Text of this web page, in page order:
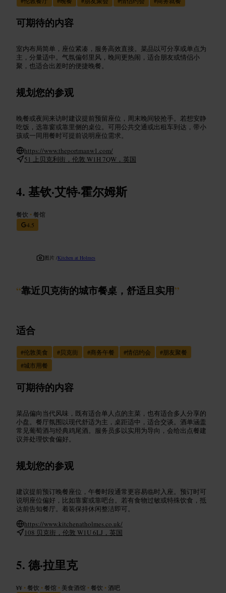
可期待的内容
室内布局简单，座位紧凑，服务高效直接。菜品以可分享或单点为
主，分量适中。气氛偏邻里风，晚间更热闹，适合朋友或情侣小
聚，也适合出差时的便捷晚餐。
规划您的参观
晚餐或夜间来访时建议提前预留座位，周末晚间较抢手。若想安静
吃饭，选靠窗或靠里侧的桌位。可用公共交通或出租车到达，带小
孩或一同用餐时可提前说明座位需求。
https://www.theportmanw1.com/
51 上贝克利街，伦敦 W1H 7QW，英国
基钦·艾特·霍尔姆斯
餐饮 •餐馆
4.5
图片 /Kitchen at Holmes
“靠近贝克街的城市餐桌，舒适且实用”
适合
#伦敦美食 #贝克街 #商务午餐 #情侣约会 #朋友聚餐
#城市用餐
可期待的内容
菜品偏向当代风味，既有适合单人点的主菜，也有适合多人分享的
小盘。餐厅氛围以现代舒适为主，桌距适中，适合交谈。酒单涵盖
常见葡萄酒与经典鸡尾酒。服务员多以实用为导向，会给出点餐建
议并处理饮食偏好。
规划您的参观
建议提前预订晚餐座位，午餐时段通常更容易临时入座。预订时可
说明座位偏好，比如靠窗或靠吧台。若有食物过敏或特殊饮食，抵
达前告知餐厅。着装保持休闲整洁即可。
https://www.kitchenatholmes.co.uk/
108 贝克街，伦敦 W1U 6LJ，英国
德·拉里克
¥¥ •餐饮 •餐馆 • 美食酒馆 •餐饮 •酒吧